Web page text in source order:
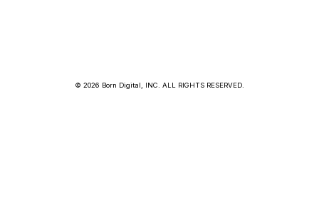
© 2026 Born Digital, INC. ALL RIGHTS RESERVED.